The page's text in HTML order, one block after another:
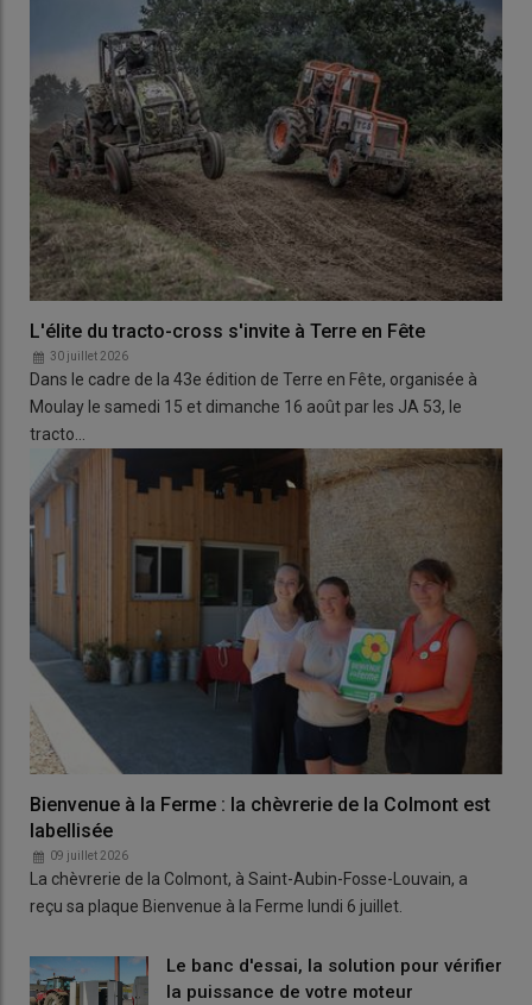
L'élite du tracto-cross s'invite à Terre en Fête
30 juillet 2026
Dans le cadre de la 43e édition de Terre en Fête, organisée à
Moulay le samedi 15 et dimanche 16 août par les JA 53, le
tracto…
Bienvenue à la Ferme : la chèvrerie de la Colmont est
labellisée
09 juillet 2026
La chèvrerie de la Colmont, à Saint-Aubin-Fosse-Louvain, a
reçu sa plaque Bienvenue à la Ferme lundi 6 juillet.
Le banc d'essai, la solution pour vérifier
la puissance de votre moteur